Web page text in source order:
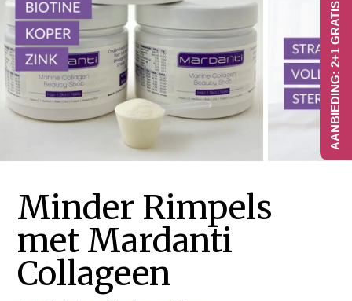
Minder Rimpels
met Mardanti
Collageen
AANBIEDING: 2+1 GRATIS